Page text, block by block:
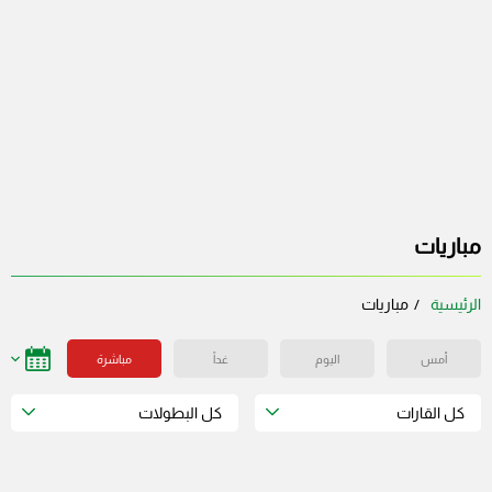
مباريات
الرئيسية مباريات
أمس اليوم غداً مباشرة
كل القارات كل البطولات